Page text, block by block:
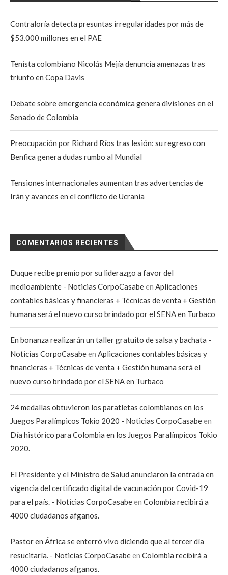
Contraloría detecta presuntas irregularidades por más de
$53.000 millones en el PAE
Tenista colombiano Nicolás Mejía denuncia amenazas tras
triunfo en Copa Davis
Debate sobre emergencia económica genera divisiones en el
Senado de Colombia
Preocupación por Richard Ríos tras lesión: su regreso con
Benfica genera dudas rumbo al Mundial
Tensiones internacionales aumentan tras advertencias de
Irán y avances en el conflicto de Ucrania
COMENTARIOS RECIENTES
Duque recibe premio por su liderazgo a favor del
medioambiente - Noticias CorpoCasabeen Aplicaciones
contables básicas y financieras + Técnicas de venta + Gestión
humana será el nuevo curso brindado por el SENA en Turbaco
En bonanza realizarán un taller gratuito de salsa y bachata -
Noticias CorpoCasabeen Aplicaciones contables básicas y
financieras + Técnicas de venta + Gestión humana será el
nuevo curso brindado por el SENA en Turbaco
24 medallas obtuvieron los paratletas colombianos en los
Juegos Paralímpicos Tokio 2020 - Noticias CorpoCasabeen
Día histórico para Colombia en los Juegos Paralímpicos Tokio
2020.
El Presidente y el Ministro de Salud anunciaron la entrada en
vigencia del certificado digital de vacunación por Covid-19
para el país. - Noticias CorpoCasabeen Colombia recibirá a
4000 ciudadanos afganos.
Pastor en África se enterró vivo diciendo que al tercer día
resucitaría. - Noticias CorpoCasabeen Colombia recibirá a
4000 ciudadanos afganos.